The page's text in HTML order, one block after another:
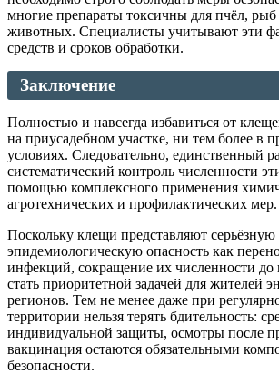
многие препараты токсичны для пчёл,
животных. Специалисты учитывают эти
средств и сроков обработки.
Заключение
Полностью и навсегда избавиться от
на приусадебном участке, ни тем более в
условиях. Следовательно, единственный
систематический контроль численности
помощью комплексного применения
агротехнических и профилактических мер.
Поскольку клещи представляют серьёзную
эпидемиологическую опасность как
инфекций, сокращение их численности
стать приоритетной задачей для жителей
регионов. Тем не менее даже при
территории нельзя терять бдительность:
индивидуальной защиты, осмотры после
вакцинация остаются обязательными
безопасности.